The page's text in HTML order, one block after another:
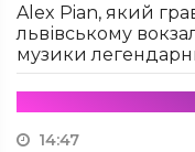
Alex Pian, який
львівському
музики
14:47